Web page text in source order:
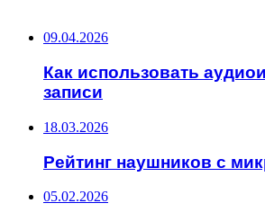
09.04.2026
Как использовать
записи
18.03.2026
Рейтинг наушников с
05.02.2026